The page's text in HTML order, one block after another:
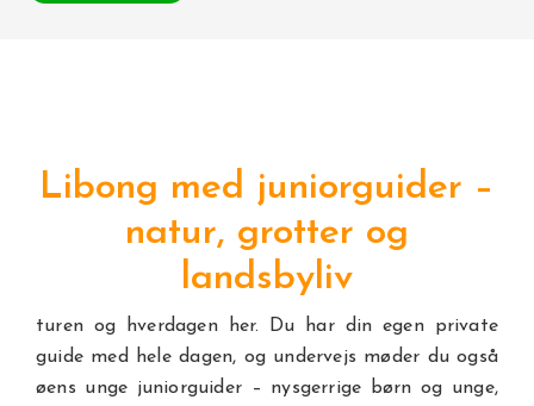
Libong med juniorguider –
natur, grotter og
landsbyliv
turen og hverdagen her. Du har din egen private
guide med hele dagen, og undervejs møder du også
øens unge juniorguider – nysgerrige børn og unge,